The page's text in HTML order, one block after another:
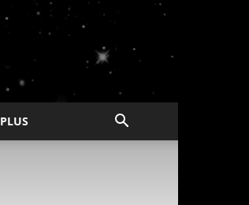
PLUS